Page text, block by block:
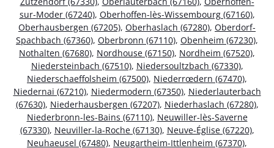
sur-Moder (67240), Oberhoffen-lès-Wissembourg (67160),
Oberhausbergen (67205), Oberhaslach (67280), Oberdorf-
Spachbach (67360), Oberbronn (67110), Obenheim (67230),
Nothalten (67680), Nordhouse (67150), Nordheim (67520),
Niedersteinbach (67510), Niedersoultzbach (67330),
Niederschaeffolsheim (67500), Niederrœdern (67470),
Niedernai (67210), Niedermodern (67350), Niederlauterbach
(67630), Niederhausbergen (67207), Niederhaslach (67280),
Niederbronn-les-Bains (67110), Neuwiller-lès-Saverne
(67330), Neuviller-la-Roche (67130), Neuve-Église (67220),
Neuhaeusel (67480), Neugartheim-Ittlenheim (67370),